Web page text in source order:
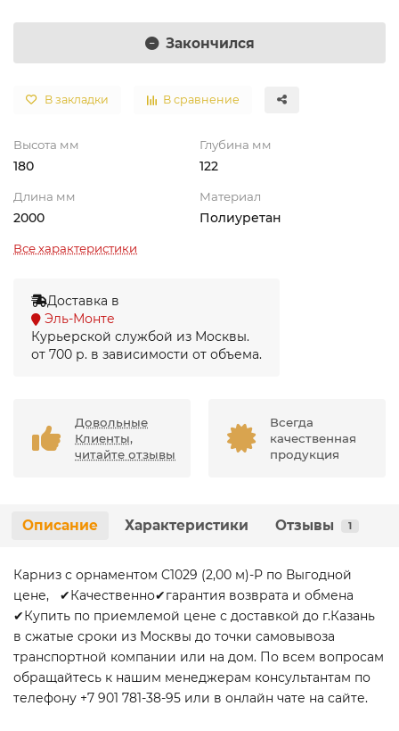
Закончился
В закладки В сравнение
Высота мм
180
Глубина мм
122
Длина мм
2000
Материал
Полиуретан
Все характеристики
Доставка в
Эль-Монте
Курьерской службой из Москвы.
от 700 р. в зависимости от объема.
Довольные
Клиенты,
читайте отзывы
Всегда
качественная
продукция
Описание Характеристики Отзывы 1
Карниз с орнаментом C1029 (2,00 м)-P по Выгодной
цене, ✔Качественно✔гарантия возврата и обмена
✔Купить по приемлемой цене с доставкой до г.Казань
в сжатые сроки из Москвы до точки самовывоза
транспортной компании или на дом. По всем вопросам
обращайтесь к нашим менеджерам консультантам по
телефону +7 901 781-38-95 или в онлайн чате на сайте.